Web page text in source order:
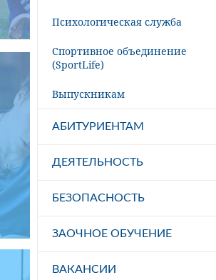
Психологическая служба
Спортивное объединение
(SportLife)
Выпускникам
АБИТУРИЕНТАМ
ДЕЯТЕЛЬНОСТЬ
БЕЗОПАСНОСТЬ
ЗАОЧНОЕ ОБУЧЕНИЕ
ВАКАНСИИ